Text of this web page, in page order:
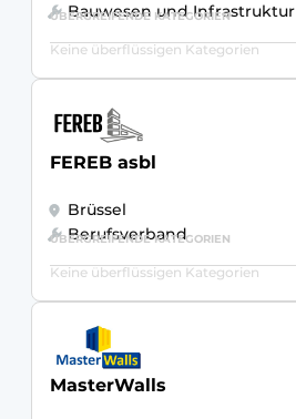
Bauwesen und Infrastruktur
ÜBERGREIFENDE KATEGORIEN
Keine überflüssigen Kategorien
FEREB asbl
Brüssel
Berufsverband
ÜBERGREIFENDE KATEGORIEN
Keine überflüssigen Kategorien
MasterWalls